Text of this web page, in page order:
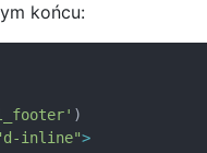
końcu:
)
inline">